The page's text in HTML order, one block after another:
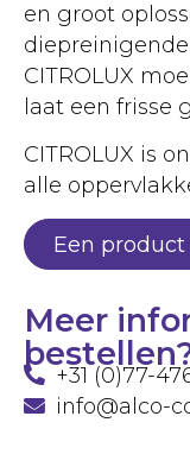
en groot
CITROLUX
laat een frisse
CITROLUX is
alle
Een
Meer
+31 (0)77-
info@alco-